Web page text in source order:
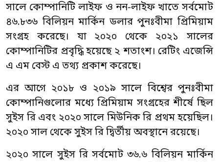
সালে কোম্পানিটি লাইফ ও নন-লাইফ খাতে সর্বমোট
৪৬.৮৩৬ বিলিয়ন মার্কিন ডলার পুনঃবীমা প্রিমিয়াম
সংগ্রহ করেছে। যা ২০২০ থেকে ২০২১ সালের
কোম্পানিটির প্রবৃদ্ধি হয়েছে ২ শতাংশ। রেটিং এজেন্সি
এ এম বেস্ট এ তথ্য প্রকাশ করেছে।
এর আগে ২০১৮ ও ২০১৯ সালে বিশ্বের পুনঃবীমা
কোম্পানিগুলোর মধ্যে প্রিমিয়াম সংগ্রহের শীর্ষে ছিল
সুইস রি এবং ২০২০ সালে মিউনিক রি প্রথম হয়েছিল।
২০২০ সাল থেকে সুইস রি দ্বির্তীয় অবস্থানে রয়েছে।
২০২০ সালে সুইস রি সর্বমোট ৩৬.৬ বিলিয়ন মার্কিন